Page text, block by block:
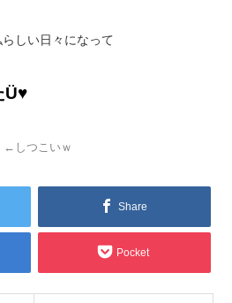
しい日々になって
Ü♥
←しつこいｗ
Share
Pocket